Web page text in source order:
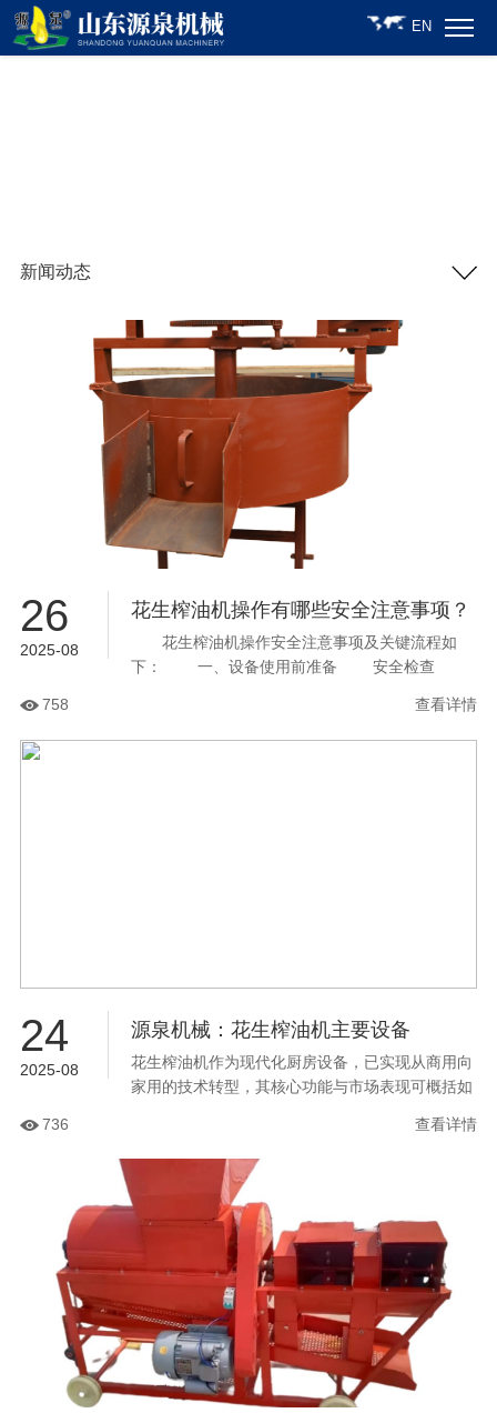
EN
新闻动态
26
2025-08
花生榨油机操作有哪些安全注意事项？
花生榨油机操作安全注意事项及关键流程如
下： 一、设备使用前准备 安全检查‌
动转动皮带轮确认无异常响声，减速箱需加注20#
或30#机械油...
查看详情
758
24
2025-08
源泉机械：花生榨油机主要设备
花生榨油机作为现代化厨房设备，已实现从商用向
家用的技术转型，其核心功能与市场表现可概括如
查看详情
736